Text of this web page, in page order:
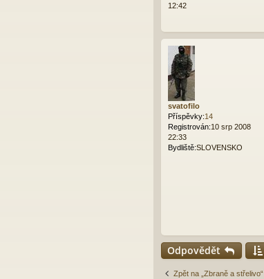
12:42
svatofilo
Příspěvky:14
Registrován:10 srp 2008
22:33
Bydliště:SLOVENSKO
Odpovědět
Zpět na „Zbraně a střelivo“